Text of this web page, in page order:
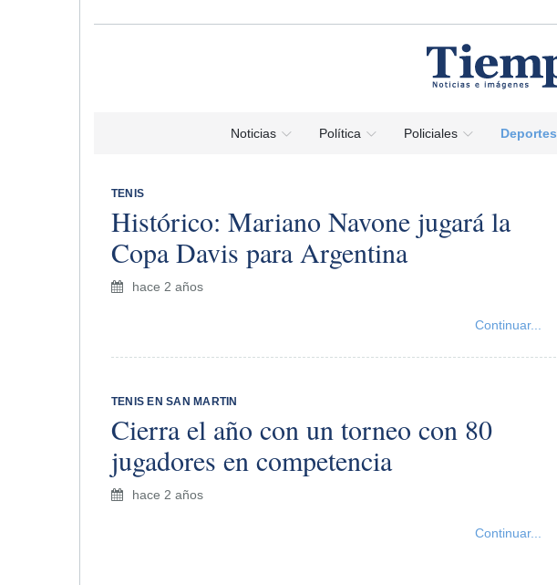
Noticias Política Policiales Deportes
TENIS
Histórico: Mariano Navone jugará la
Copa Davis para Argentina
hace 2 años
Continuar...
TENIS EN SAN MARTIN
Cierra el año con un torneo con 80
jugadores en competencia
hace 2 años
Continuar...